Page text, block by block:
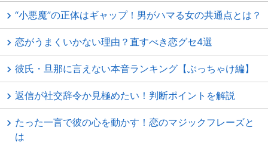
“小悪魔”の正体はギャップ！男がハマる女の共通点とは？
恋がうまくいかない理由？直すべき恋グセ4選
彼氏・旦那に言えない本音ランキング【ぶっちゃけ編】
返信が社交辞令か見極めたい！判断ポイントを解説
たった一言で彼の心を動かす！恋のマジックフレーズと
は